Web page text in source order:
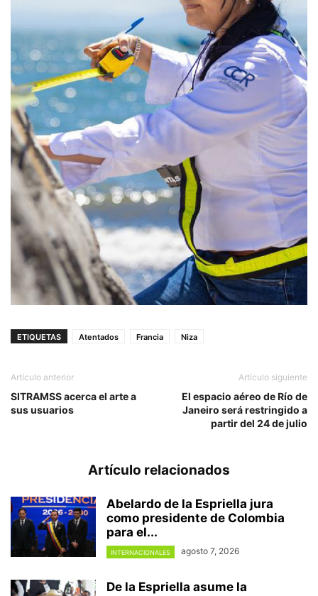
ETIQUETAS Atentados Francia Niza
Artículo anterior
SITRAMSS acerca el arte a
sus usuarios
Artículo siguiente
El espacio aéreo de Río de
Janeiro será restringido a
partir del 24 de julio
Artículo relacionados
Abelardo de la Espriella jura
como presidente de Colombia
para el...
INTERNACIONALES agosto 7, 2026
De la Espriella asume la